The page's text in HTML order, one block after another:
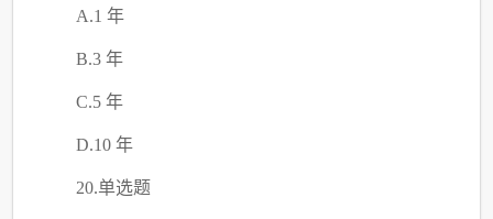
A.1 年
B.3 年
C.5 年
D.10 年
20.单选题